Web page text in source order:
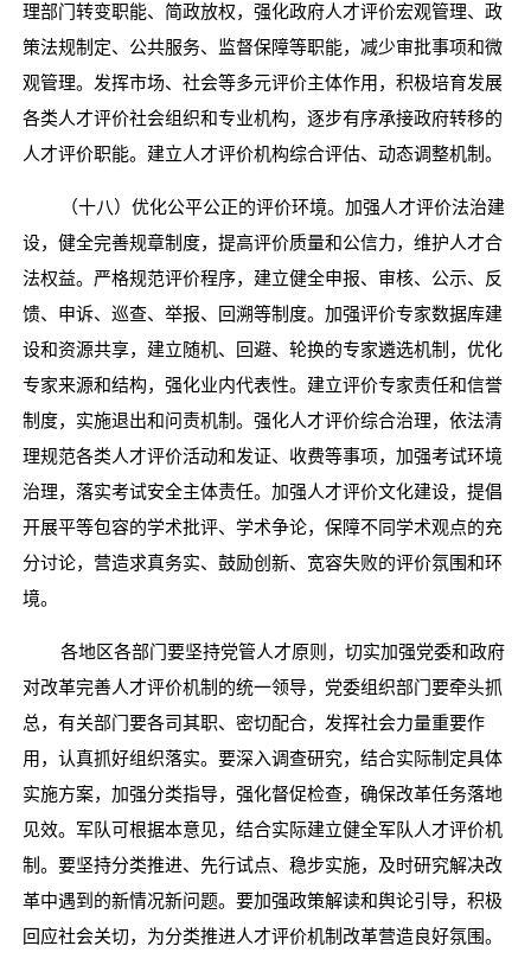
理部门转变职能、简政放权，强化政府人才评价宏观管理、政
策法规制定、公共服务、监督保障等职能，减少审批事项和微
观管理。发挥市场、社会等多元评价主体作用，积极培育发展
各类人才评价社会组织和专业机构，逐步有序承接政府转移的
人才评价职能。建立人才评价机构综合评估、动态调整机制。
（十八）优化公平公正的评价环境。加强人才评价法治建
设，健全完善规章制度，提高评价质量和公信力，维护人才合
法权益。严格规范评价程序，建立健全申报、审核、公示、反
馈、申诉、巡查、举报、回溯等制度。加强评价专家数据库建
设和资源共享，建立随机、回避、轮换的专家遴选机制，优化
专家来源和结构，强化业内代表性。建立评价专家责任和信誉
制度，实施退出和问责机制。强化人才评价综合治理，依法清
理规范各类人才评价活动和发证、收费等事项，加强考试环境
治理，落实考试安全主体责任。加强人才评价文化建设，提倡
开展平等包容的学术批评、学术争论，保障不同学术观点的充
分讨论，营造求真务实、鼓励创新、宽容失败的评价氛围和环
境。
各地区各部门要坚持党管人才原则，切实加强党委和政府
对改革完善人才评价机制的统一领导，党委组织部门要牵头抓
总，有关部门要各司其职、密切配合，发挥社会力量重要作
用，认真抓好组织落实。要深入调查研究，结合实际制定具体
实施方案，加强分类指导，强化督促检查，确保改革任务落地
见效。军队可根据本意见，结合实际建立健全军队人才评价机
制。要坚持分类推进、先行试点、稳步实施，及时研究解决改
革中遇到的新情况新问题。要加强政策解读和舆论引导，积极
回应社会关切，为分类推进人才评价机制改革营造良好氛围。